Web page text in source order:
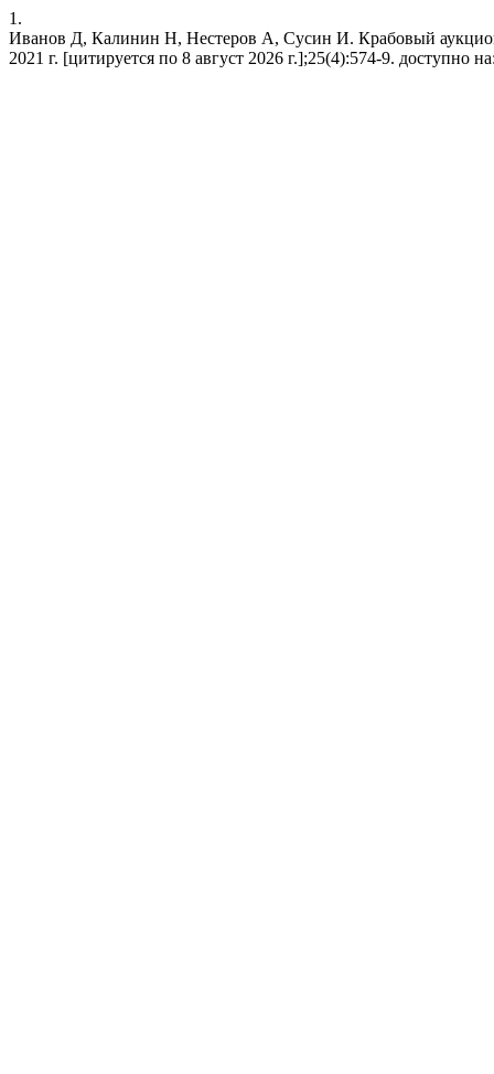
1.
Иванов Д, Калинин Н, Нестеров А, Сусин И. Крабовый
2021 г. [цитируется по 8 август 2026 г.];25(4):574-9. доступно